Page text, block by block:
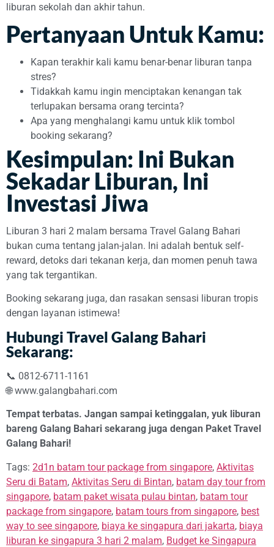
liburan sekolah dan akhir tahun.
Pertanyaan Untuk Kamu:
Kapan terakhir kali kamu benar-benar liburan tanpa
stres?
Tidakkah kamu ingin menciptakan kenangan tak
terlupakan bersama orang tercinta?
Apa yang menghalangi kamu untuk klik tombol
booking sekarang?
Kesimpulan: Ini Bukan
Sekadar Liburan, Ini
Investasi Jiwa
Liburan 3 hari 2 malam bersama Travel Galang Bahari
bukan cuma tentang jalan-jalan. Ini adalah bentuk self-
reward, detoks dari tekanan kerja, dan momen penuh tawa
yang tak tergantikan.
Booking sekarang juga, dan rasakan sensasi liburan tropis
dengan layanan istimewa!
Hubungi Travel Galang Bahari
Sekarang:
📞 0812-6711-1161
🌐www.galangbahari.com
Tempat terbatas. Jangan sampai ketinggalan, yuk liburan
bareng Galang Bahari sekarang juga dengan Paket Travel
Galang Bahari!
Tags: 2d1n batam tour package from singapore, Aktivitas
Seru di Batam, Aktivitas Seru di Bintan, batam day tour from
singapore, batam paket wisata pulau bintan, batam tour
package from singapore, batam tours from singapore, best
way to see singapore, biaya ke singapura dari jakarta, biaya
liburan ke singapura 3 hari 2 malam, Budget ke Singapura